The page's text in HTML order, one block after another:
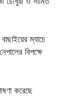
ম্যাচে
বিপক্ষে
করেছে